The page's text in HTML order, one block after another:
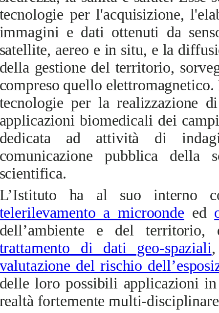
per l'acquisizione,
e dati ottenuti da
aereo e in situ, e la
gestione del territorio,
quello
per la realizzazione
biomedicali dei
ad attività di
pubblica
ha al suo interno
a microonde ed
e del
di dati geo-spaziali
del rischio
loro possibili applicazioni
fortemente multi-